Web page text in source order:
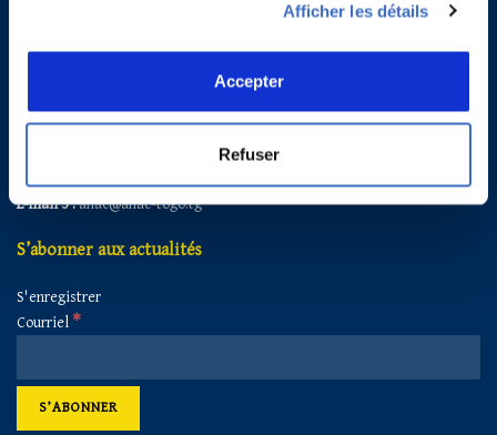
Afficher les détails
Accepter
Refuser
Agence Nationale de l’Aviation Civile du Togo
B.P. 2699, Lomé -TOGO
Tél :+228 22263740
Fax :+228 22260860
secretariat@anac-togo.tg
E-mail 2 :anactogo@gmail.com
E-mail 3 :anac@anac-togo.tg
S’abonner aux actualités
S'enregistrer
Courriel*